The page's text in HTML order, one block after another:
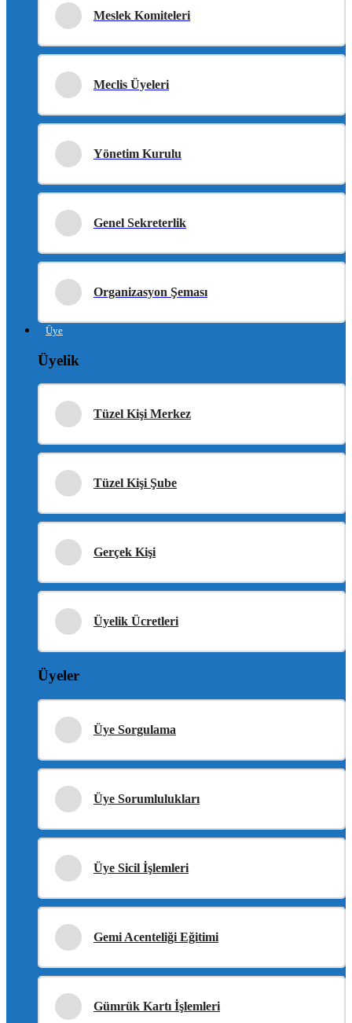
Meslek Komiteleri
Meclis Üyeleri
Yönetim Kurulu
Genel Sekreterlik
Organizasyon Şeması
Üye
Üyelik
Tüzel Kişi Merkez
Tüzel Kişi Şube
Gerçek Kişi
Üyelik Ücretleri
Üyeler
Üye Sorgulama
Üye Sorumlulukları
Üye Sicil İşlemleri
Gemi Acenteliği Eğitimi
Gümrük Kartı İşlemleri